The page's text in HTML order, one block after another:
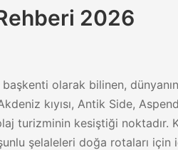
✓Full Support
Français
2026
başkenti olarak bilinen,
kıyısı, Antik Side,
turizminin kesiştiği noktadır.
şelaleleri doğa rotaları